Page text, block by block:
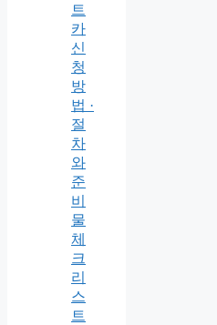
트
카
신
청
방
법 ·
절
차
와
준
비
물
체
크
리
스
트